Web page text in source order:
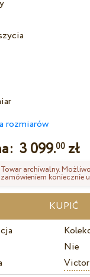
rozmiarów
3 099.00 zł
Towar archiwalny.
zamówieniem koniecznie
Nie